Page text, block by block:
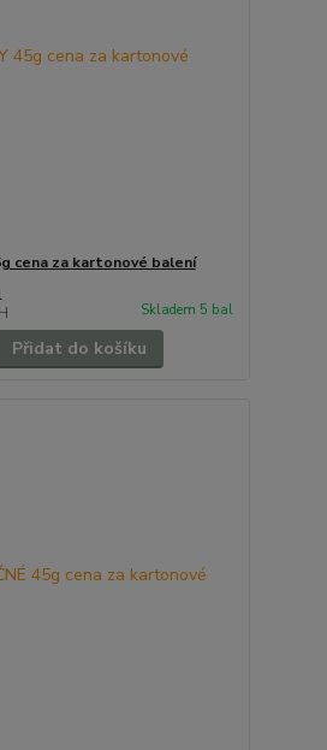
cena za kartonové balení
Skladem 5 bal
Přidat do košíku